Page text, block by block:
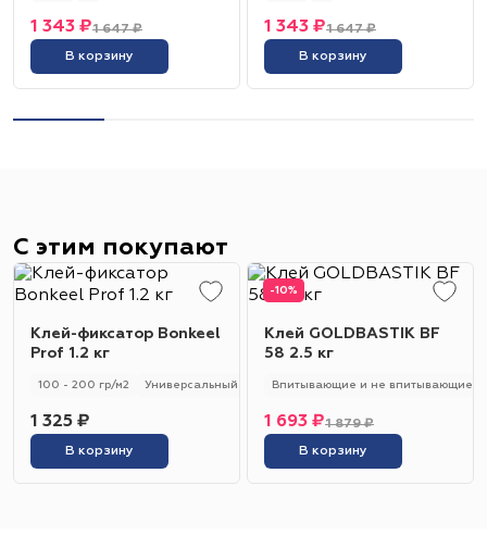
1 647 ₽
1 343 ₽
В корзину
1 647 ₽
1 343 ₽
В корзину
С этим покупают
Клей-фиксатор Bonkeel
Prof 1.2 кг
100 - 200 гр/м2 Универсальный
1 325 ₽
В корзину
-10%
Клей GOLDBASTIK BF
58 2.5 кг
Впитывающие и не впитывающие
1 879 ₽
1 693 ₽
В корзину